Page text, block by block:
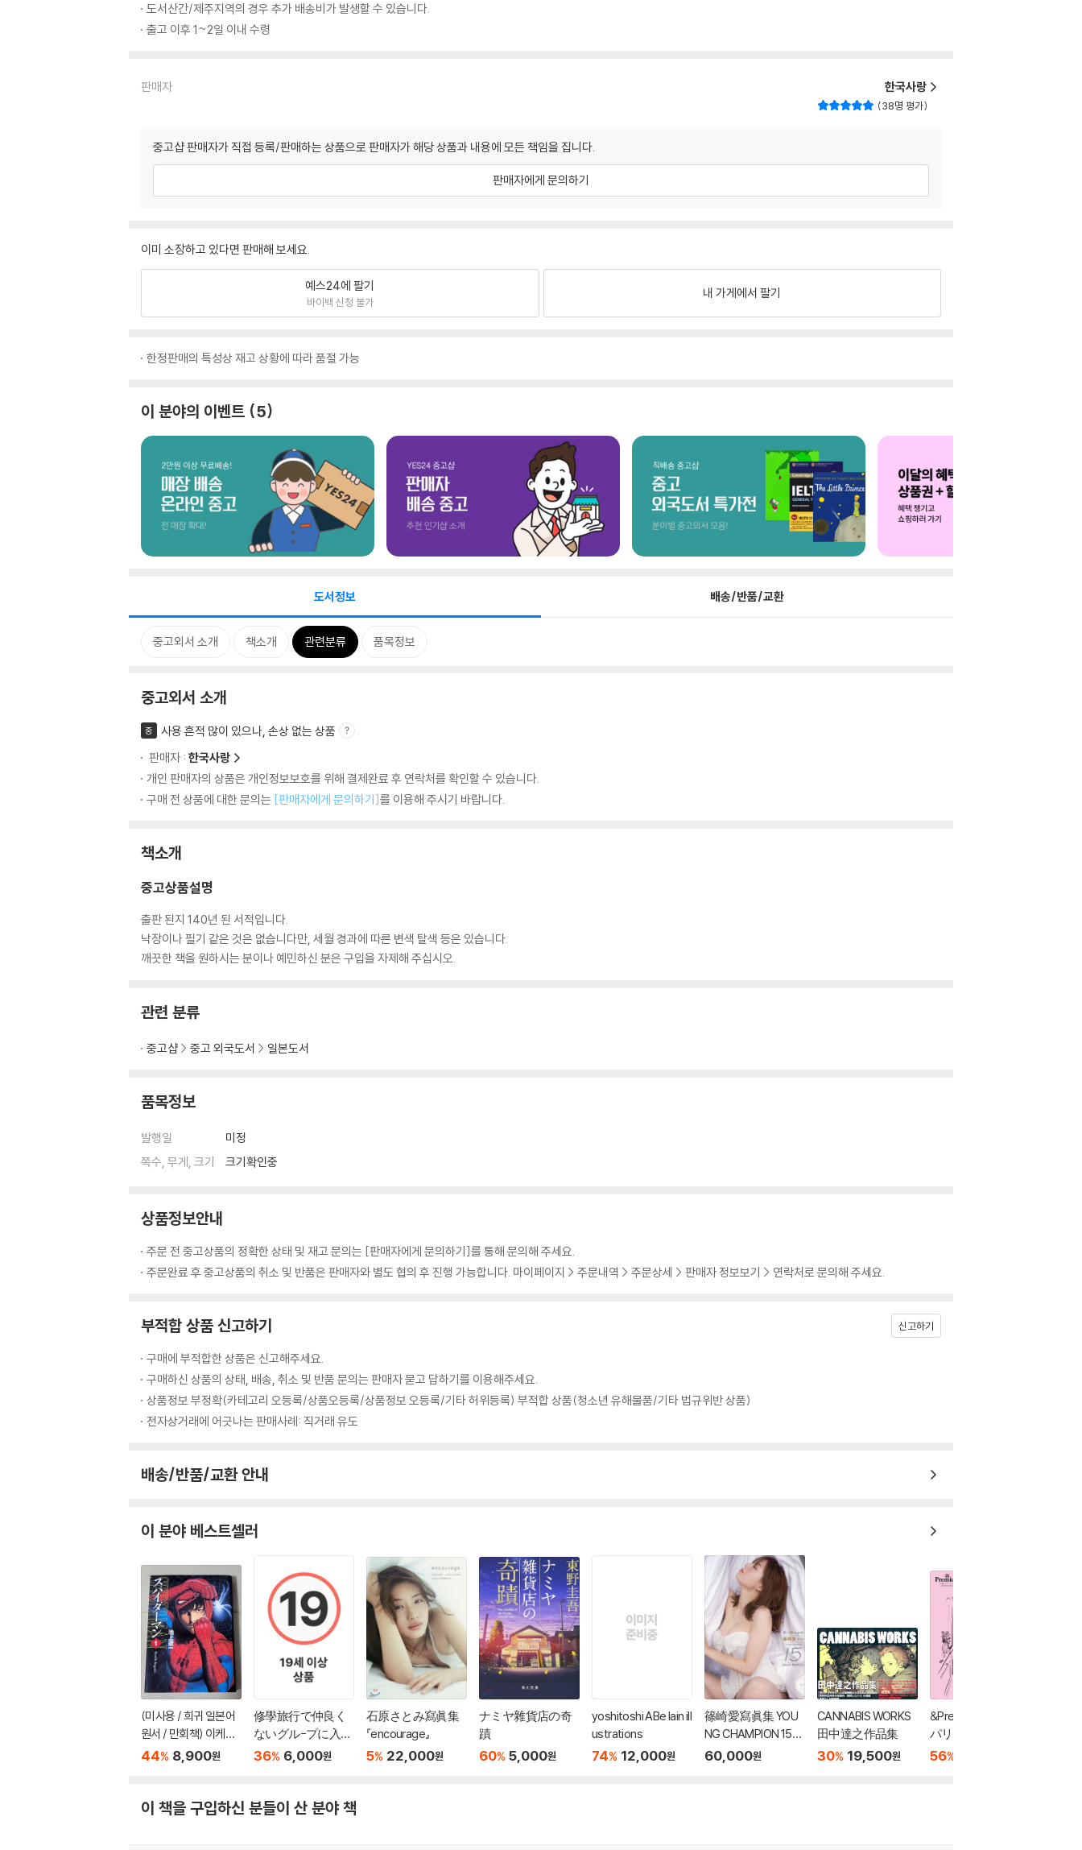
도서산간/제주지역의 경우 추가 배송비가 발생할 수 있습니다.
출고 이후 1~2일 이내 수령
판매자 한국사랑
38명 평가
중고샵 판매자가 직접 등록/판매하는 상품으로 판매자가 해당 상품과 내용에 모든 책임을 집니다.
판매자에게 문의하기
이미 소장하고 있다면 판매해 보세요.
예스24에 팔기
바이백 신청 불가
내 가게에서 팔기
한정판매의 특성상 재고 상황에 따라 품절 가능
이 분야의 이벤트 5
도서정보 배송/반품/교환
중고외서 소개 책소개 관련분류 품목정보
중고외서 소개
중
사용 흔적 많이 있으나, 손상 없는 상품
판매자 : 한국사랑
개인 판매자의 상품은 개인정보보호를 위해 결제완료 후 연락처를 확인할 수 있습니다.
구매 전 상품에 대한 문의는 [판매자에게 문의하기]를 이용해 주시기 바랍니다.
책소개
중고상품설명
출판 된지 140년 된 서적입니다.
낙장이나 필기 같은 것은 없습니다만, 세월 경과에 따른 변색 탈색 등은 있습니다.
깨끗한 책을 원하시는 분이나 예민하신 분은 구입을 자제해 주십시오.
관련 분류
중고샵 중고 외국도서 일본도서
품목정보
발행일
미정
쪽수, 무게, 크기
크기확인중
상품정보안내
주문 전 중고상품의 정확한 상태 및 재고 문의는 [판매자에게 문의하기]를 통해 문의해 주세요.
주문완료 후 중고상품의 취소 및 반품은 판매자와 별도 협의 후 진행 가능합니다. 마이페이지 > 주문내역 > 주문상세 > 판매자 정보보기 > 연락처로 문의해 주세요.
부적합 상품 신고하기 신고하기
구매에 부적합한 상품은 신고해주세요.
구매하신 상품의 상태, 배송, 취소 및 반품 문의는 판매자 묻고 답하기를 이용해주세요.
상품정보 부정확(카테고리 오등록/상품오등록/상품정보 오등록/기타 허위등록) 부적합 상품(청소년 유해물품/기타 법규위반 상품)
전자상거래에 어긋나는 판매사례: 직거래 유도
배송/반품/교환 안내
이 분야 베스트셀러
(미사용 / 희귀 일본어
원서 / 만회책) 이케가
미 료이치 - 스파이더
44% 8,900원
修學旅行で仲良く
ないグル-プに入り
ました 1
36% 6,000원
石原さとみ寫眞集
『encourage』
5% 22,000원
ナミヤ雜貨店の奇
蹟
60% 5,000원
yoshitoshi ABe lain ill
ustrations
74% 12,000원
篠崎愛寫眞集 YOU
NG CHAMPION 15ye
ars Memory
60,000원
CANNABIS WORKS
田中達之作品集
30% 19,500원
&Premium特別編集
パリに暮らす人の,
部屋づくり。
56%
이 책을 구입하신 분들이 산 분야 책